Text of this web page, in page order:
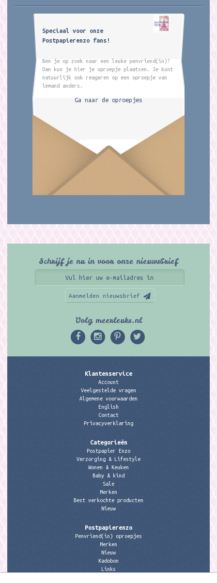
Speciaal voor onze
Postpapierenzo fans!
Ben je op zoek naar een leuke penvriend(in)?
Dan kun je hier je oproepje plaatsen. Je kunt
natuurlijk ook reageren op een oproepje van
iemand anders.
Ga naar de oproepjes
Schrijf je nu in voor onze nieuwsbrief
Aanmelden nieuwsbrief
Volg meerleuks.nl
Klantenservice
Account
Veelgestelde vragen
Algemene voorwaarden
English
Contact
Privacyverklaring
Categorieën
Postpapier Enzo
Verzorging & Lifestyle
Wonen & Keuken
Baby & kind
Sale
Merken
Best verkochte producten
Nieuw
Postpapierenzo
Penvriend(in) oproepjes
Merken
Nieuw
Kadobon
Links